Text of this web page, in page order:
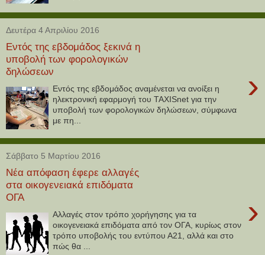
Δευτέρα 4 Απριλίου 2016
Εντός της εβδομάδος ξεκινά η
υποβολή των φορολογικών
δηλώσεων
›
Εντός της εβδομάδος αναμένεται να ανοίξει η
ηλεκτρονική εφαρμογή του TAXISnet για την
υποβολή των φορολογικών δηλώσεων, σύμφωνα
με πη...
Σάββατο 5 Μαρτίου 2016
Νέα απόφαση έφερε αλλαγές
στα οικογενειακά επιδόματα
ΟΓΑ
›
Αλλαγές στον τρόπο χορήγησης για τα
οικογενειακά επιδόματα από τον ΟΓΑ, κυρίως στον
τρόπο υποβολής του εντύπου Α21, αλλά και στο
πώς θα ...